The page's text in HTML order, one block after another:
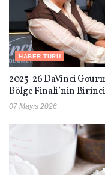
HABER TURU
2025-26 DaVinci
Bölge Finali’nin
07 Mayıs 2026